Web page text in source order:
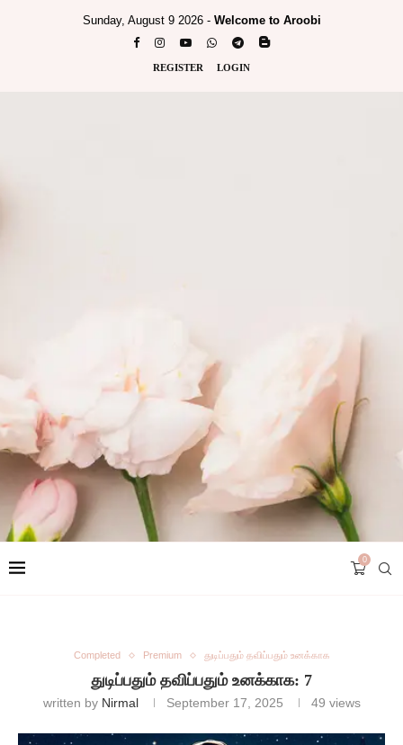
Sunday, August 9 2026 - Welcome to Aroobi
REGISTER LOGIN
0
Completed Premium துடிப்பதும் தவிப்பதும் உனக்காக
துடிப்பதும் தவிப்பதும் உனக்காக: 7
written by Nirmal September 17, 2025 49 views